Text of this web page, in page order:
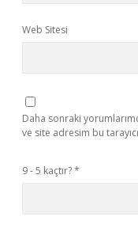
Web Sitesi
Daha sonraki
ve site adresim bu
9 - 5 kaçtır?*